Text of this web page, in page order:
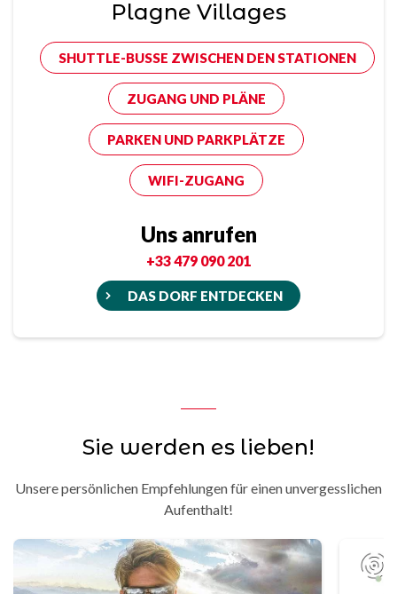
Plagne Villages
SHUTTLE-BUSSE ZWISCHEN DEN STATIONEN
ZUGANG UND PLÄNE
PARKEN UND PARKPLÄTZE
WIFI-ZUGANG
Uns anrufen
+33 479 090 201
DAS DORF ENTDECKEN
Sie werden es lieben!
Unsere persönlichen Empfehlungen für einen unvergesslichen
Aufenthalt!